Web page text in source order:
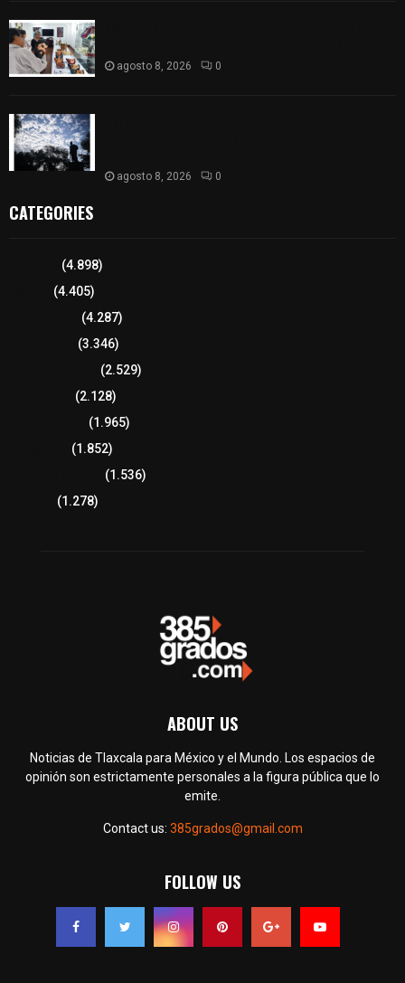
agosto 8, 2026 0
agosto 8, 2026 0
CATEGORIES
(4.898)
(4.405)
(4.287)
(3.346)
(2.529)
(2.128)
(1.965)
(1.852)
(1.536)
(1.278)
ABOUT US
Noticias de Tlaxcala para México y el Mundo. Los espacios de
opinión son estrictamente personales a la figura pública que lo
emite.
Contact us: 385grados@gmail.com
FOLLOW US